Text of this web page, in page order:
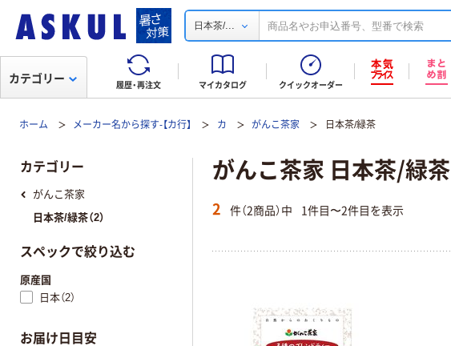
日本茶/...
履歴・再注文 マイカタログ クイックオーダー
カテゴリー
ホーム メーカー名から探す-【カ行】 カ がんこ茶家 日本茶/緑茶
がんこ茶家 日本茶/緑茶
2 件（2商品）中 1件目〜2件目を表示
カテゴリー
がんこ茶家
日本茶/緑茶（2）
スペックで絞り込む
原産国
日本（2）
お届け日目安